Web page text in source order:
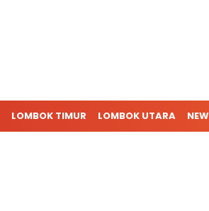
LOMBOK TIMUR LOMBOK UTARA